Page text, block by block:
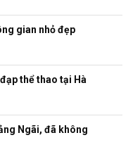
gian nhỏ đẹp
thể thao tại Hà
Ngãi, đã không